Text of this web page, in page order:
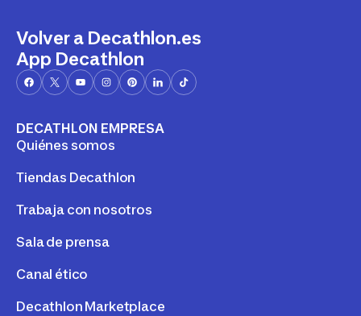
Volver a Decathlon.es
App Decathlon
DECATHLON EMPRESA
Quiénes somos
Tiendas Decathlon
Trabaja con nosotros
Sala de prensa
Canal ético
Decathlon Marketplace